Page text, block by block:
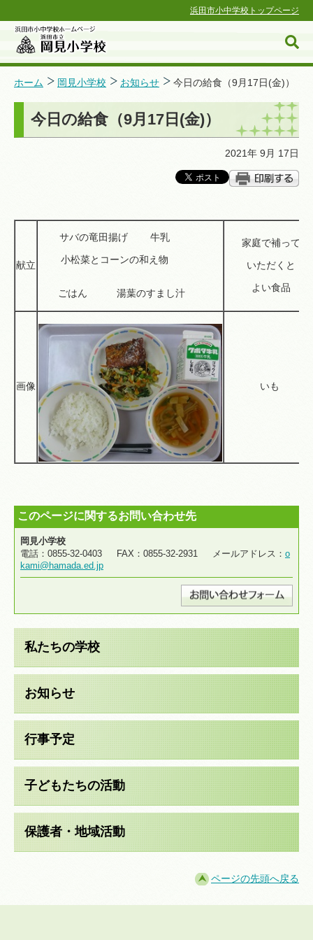
浜田市小中学校トップページ
浜田市小中学校ホームページ
ホーム 岡見小学校 お知らせ 今日の給食（9月17日(金)）
今日の給食（9月17日(金)）
2021年 9月 17日
献立
サバの竜田揚げ 牛乳
小松菜とコーンの和え物
ごはん 湯葉のすまし汁
家庭で補って
いただくと
よい食品
画像 いも
このページに関するお問い合わせ先
岡見小学校
電話：0855-32-0403 FAX：0855-32-2931 メールアドレス： o
kami@hamada.ed.jp
私たちの学校
お知らせ
行事予定
子どもたちの活動
保護者・地域活動
ページの先頭へ戻る